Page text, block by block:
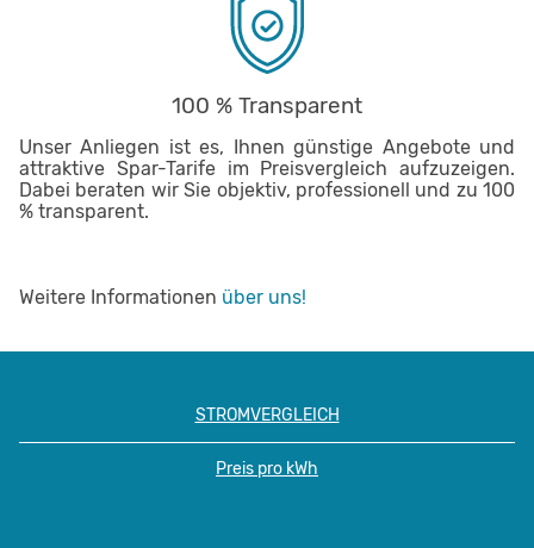
100 % Transparent
Unser Anliegen ist es, Ihnen günstige Angebote und
attraktive Spar-Tarife im Preisvergleich aufzuzeigen.
Dabei beraten wir Sie objektiv, professionell und zu 100
% transparent.
Weitere Informationen über uns!
STROMVERGLEICH
Preis pro kWh